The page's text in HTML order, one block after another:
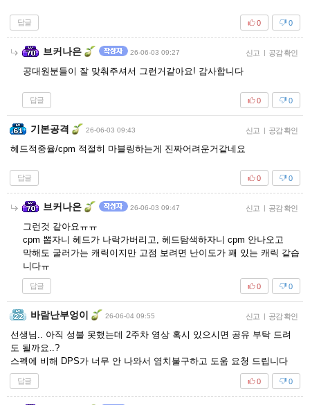
답글 0
0
브커나은 26-06-03 09:27 신고 | 공감 확인
공대원분들이 잘 맞춰주셔서 그런거같아요! 감사합니다
답글 0
0
기본공격 26-06-03 09:43 신고 | 공감 확인
헤드적중율/cpm 적절히 마블링하는게 진짜어려운거같네요
답글 0
0
브커나은 26-06-03 09:47 신고 | 공감 확인
그런것 같아요ㅠㅠ
cpm 뽑자니 헤드가 나락가버리고, 헤드탐색하자니 cpm 안나오고
막해도 굴러가는 캐릭이지만 고점 보려면 난이도가 꽤 있는 캐릭 같습
니다ㅠ
답글 0
0
바람난부엉이 26-06-04 09:55 신고 | 공감 확인
선생님.. 아직 성불 못했는데 2주차 영상 혹시 있으시면 공유 부탁 드려
도 될까요..?
스펙에 비해 DPS가 너무 안 나와서 염치불구하고 도움 요청 드립니다
답글 0
0